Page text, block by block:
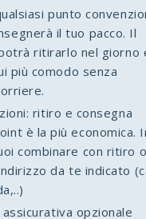
punto
il tuo pacco. Il
ritirarlo nel giorno
più comodo senza
ritiro e consegna
è la più economica.
combinare con ritiro o
da te indicato
opzionale